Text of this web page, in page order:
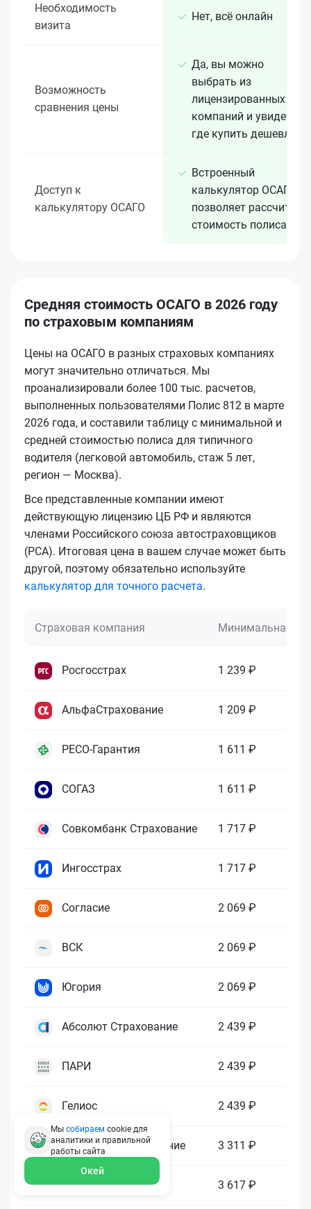
Необходимость
визита
Нет, всё онлайн
Возможность
сравнения цены
Да, вы можно
выбрать из
лицензированных 15+
компаний и увидеть,
где купить дешевле
Доступ к
калькулятору ОСАГО
Встроенный
калькулятор ОСАГО
позволяет рассчитать
стоимость полиса
Средняя стоимость ОСАГО в 2026 году
по страховым компаниям
Цены на ОСАГО в разных страховых компаниях
могут значительно отличаться. Мы
проанализировали более 100 тыс. расчетов,
выполненных пользователями Полис 812 в марте
2026 года, и составили таблицу с минимальной и
средней стоимостью полиса для типичного
водителя (легковой автомобиль, стаж 5 лет,
регион — Москва).
Все представленные компании имеют
действующую лицензию ЦБ РФ и являются
членами Российского союза автостраховщиков
(РСА). Итоговая цена в вашем случае может быть
другой, поэтому обязательно используйте
калькулятор для точного расчета.
Страховая компания Минимальная
Росгосстрах 1 239 ₽
АльфаСтрахование 1 209 ₽
РЕСО-Гарантия 1 611 ₽
СОГАЗ 1 611 ₽
Совкомбанк Страхование 1 717 ₽
Ингосстрах 1 717 ₽
Согласие 2 069 ₽
ВСК 2 069 ₽
Югория 2 069 ₽
Абсолют Страхование 2 439 ₽
ПАРИ 2 439 ₽
Гелиос 2 439 ₽
Ренессанс Страхование 3 311 ₽
Зетта Страхование 3 617 ₽
Мы собираем cookie для
аналитики и правильной
работы сайта
Окей